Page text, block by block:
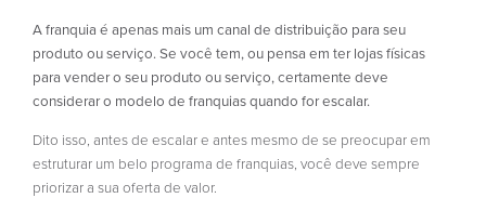
A franquia é apenas mais um canal de distribuição para seu
produto ou serviço. Se você tem, ou pensa em ter lojas físicas
para vender o seu produto ou serviço, certamente deve
considerar o modelo de franquias quando for escalar.
Dito isso, antes de escalar e antes mesmo de se preocupar em
estruturar um belo programa de franquias, você deve sempre
priorizar a sua oferta de valor.